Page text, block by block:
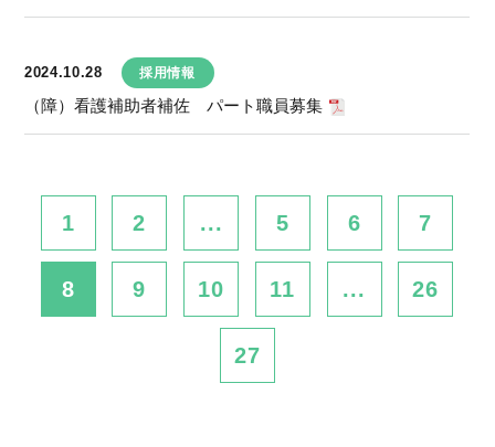
2024.10.28 採用情報
（障）看護補助者補佐 パート職員募集
1 2 ... 5 6 7
8 9 10 11 ... 26
27